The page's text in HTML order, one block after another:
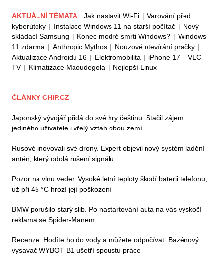
AKTUÁLNÍ TÉMATA Jak nastavit Wi-Fi | Varování před
kyberútoky | Instalace Windows 11 na starší počítač | Nový
skládací Samsung | Konec modré smrti Windows? | Windows
11 zdarma | Anthropic Mythos | Nouzové otevírání pračky |
Aktualizace Androidu 16 | Elektromobilita | iPhone 17 | VLC
TV | Klimatizace Maoudegola | Nejlepší Linux
ČLÁNKY CHIP.CZ
Japonský vývojář přidá do své hry češtinu. Stačil zájem
jediného uživatele i vřelý vztah obou zemí
Rusové inovovali své drony. Expert objevil nový systém ladění
antén, který odolá rušení signálu
Pozor na vlnu veder. Vysoké letní teploty škodí baterii telefonu,
už při 45 °C hrozí její poškození
BMW porušilo starý slib. Po nastartování auta na vás vyskočí
reklama se Spider-Manem
Recenze: Hodíte ho do vody a můžete odpočívat. Bazénový
vysavač WYBOT B1 ušetří spoustu práce